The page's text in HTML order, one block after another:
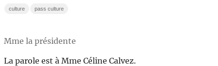
culture pass culture
Mme la présidente
La parole est à Mme Céline Calvez.